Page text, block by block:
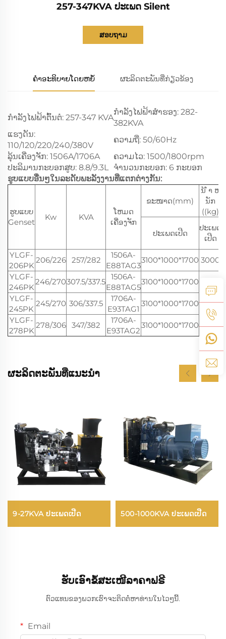
257-347KVA ປະເພດ Silent
ສອບຖາມ
ຄຳອະທິບາຍໂດຍຫຍໍ້ ຜະລິດຕະພັນທີ່ກ່ຽວຂ້ອງ
ກຳລັງໄຟຟ້າຕົ້ນຕໍ: 257-347 KVA
ກຳລັງໄຟຟ້າສຳຮອງ: 282-
382KVA
ແຮງດັນ:
110/120/220/240/380V
ຄວາມຖີ່: 50/60Hz
ລຸ້ນເຄື່ອງຈັກ: 1506A/1706A
ຄວາມໄວ: 1500/1800rpm
ປະລິມານກະບອກສູບ: 8.8/9.3L
ຈໍານວນກະບອກ: 6 ກະບອກ
ຮູບແບບອື່ນໆໃນລະດັບພະລັງງານທີ່ແຕກຕ່າງກັນ:
ຮູບແບບ
Genset
Kw KVA
ໂຫມດ
ເຄື່ອງຈັກ
ຂະໜາດ(mm)
ນ້ ໍາ ຫ
ນັກ
((kg)
ປະເພດເປີດ
ປະເພດ
ເປີດ
YLGF-
206PK
206/226 257/282
1506A-
E88TAG3
3100*1000*1700 3000
YLGF-
246PK
246/270307.5/337.5
1506A-
E88TAG5
3100*1000*1700
YLGF-
245PK
245/270 306/337.5
1706A-
E93TAG1
3100*1000*1700 3000
YLGF-
278PK
278/306 347/382
1706A-
E93TAG2
3100*1000*1700 3000
ຜະລິດຕະພັນທີ່ແນະນຳ
9-27KVA ປະເພດເປີດ 500-1000KVA ປະເພດເປີດ
ຮັບເອົາຂໍ້ສະເໜີລາຄາຟຣີ
ຕົວແທນຂອງພວກເຮົາຈະຕິດຕໍ່ຫາທ່ານໃນໄວໆນີ້.
Email